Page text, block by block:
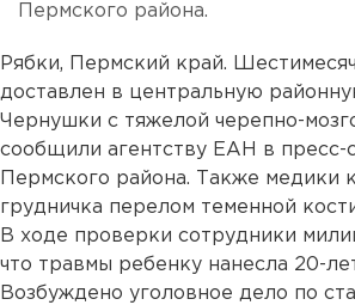
Пермского района.
Рябки, Пермский край.
доставлен в центральную
Чернушки с тяжелой черепно-
сообщили агентству ЕАН в
Пермского района. Также медики
грудничка перелом теменной
В ходе проверки сотрудники
что травмы ребенку нанесла 20-
Возбуждено уголовное дело по